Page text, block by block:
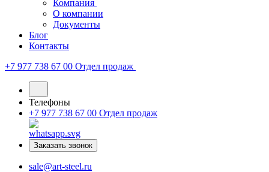
Компания
О компании
Документы
Блог
Контакты
+7 977 738 67 00 Отдел продаж
Телефоны
+7 977 738 67 00 Отдел продаж
Заказать звонок
sale@art-steel.ru